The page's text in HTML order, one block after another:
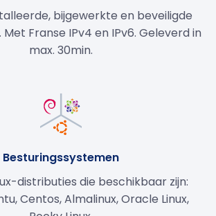
bijgewerkte en beveiligde
Franse IPv4 en IPv6. Geleverd in
max. 30min.
Besturingssystemen
distributies die beschikbaar zijn:
Centos, Almalinux, Oracle Linux,